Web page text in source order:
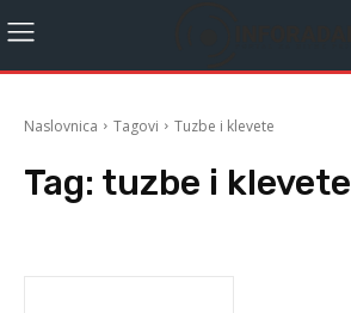
Naslovnica Tagovi Tuzbe i klevete
Tag: tuzbe i klevete